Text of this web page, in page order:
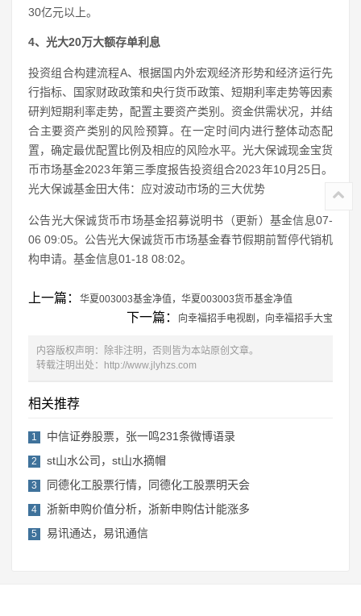
30亿元以上。
4、光大20万大额存单利息
投资组合构建流程A、根据国内外宏观经济形势和经济运行先
行指标、国家财政政策和央行货币政策、短期利率走势等因素
研判短期利率走势，配置主要资产类别。资金供需状况，并结
合主要资产类别的风险预算。在一定时间内进行整体动态配
置，确定最优配置比例及相应的风险水平。光大保诚现金宝货
币市场基金2023年第三季度报告投资组合2023年10月25日。
光大保诚基金田大伟：应对波动市场的三大优势
公告光大保诚货币市场基金招募说明书（更新）基金信息07-
06 09:05。公告光大保诚货币市场基金春节假期前暂停代销机
构申请。基金信息01-18 08:02。
上一篇： 华夏003003基金净值，华夏003003货币基金净值
下一篇： 向幸福招手电视剧，向幸福招手大宝
内容版权声明：除非注明，否则皆为本站原创文章。
转载注明出处： http://www.jlyhzs.com
相关推荐
1 中信证券股票，张一鸣231条微博语录
2 st山水公司，st山水摘帽
3 同德化工股票行情，同德化工股票明天会
4 浙新申购价值分析，浙新申购估计能涨多
5 易讯通达，易讯通信